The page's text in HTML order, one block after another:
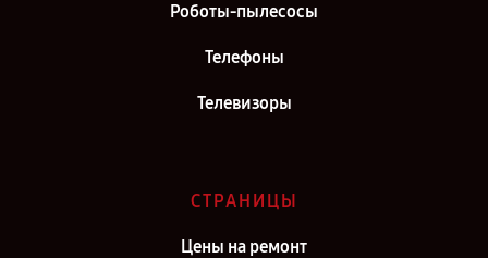
Роботы-пылесосы
Телефоны
Телевизоры
СТРАНИЦЫ
Цены на ремонт